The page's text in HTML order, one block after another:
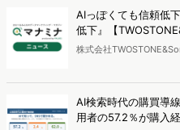
エンジン「Dockpit（ド
析から仮説構築、レポー
「Dockpit AIエージェン
AIっぽくても信頼低
低下』【
株式会社
わる担当者を対象に、
し、結果を公開しました
AI検索時代の購買導
用者の57.2％が購入